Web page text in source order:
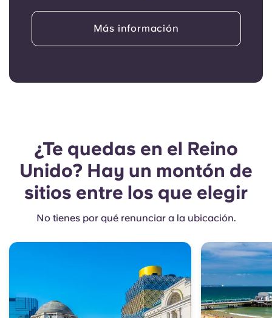
Más información
¿Te quedas en el Reino
Unido? Hay un montón de
sitios entre los que elegir
No tienes por qué renunciar a la ubicación.